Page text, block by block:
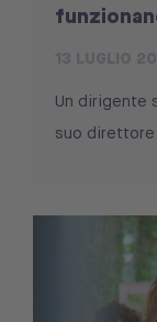
Un dirigente
suo direttore